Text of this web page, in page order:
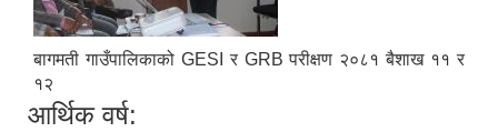
बागमती गाउँपालिकाको GESI र GRB परीक्षण २०८१ बैशाख ११ र
१२
आर्थिक वर्ष: